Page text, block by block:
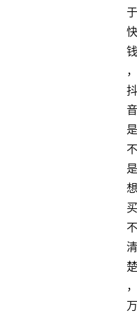
于
快
钱
，
抖
音
是
不
是
想
买
不
清
楚
，
万